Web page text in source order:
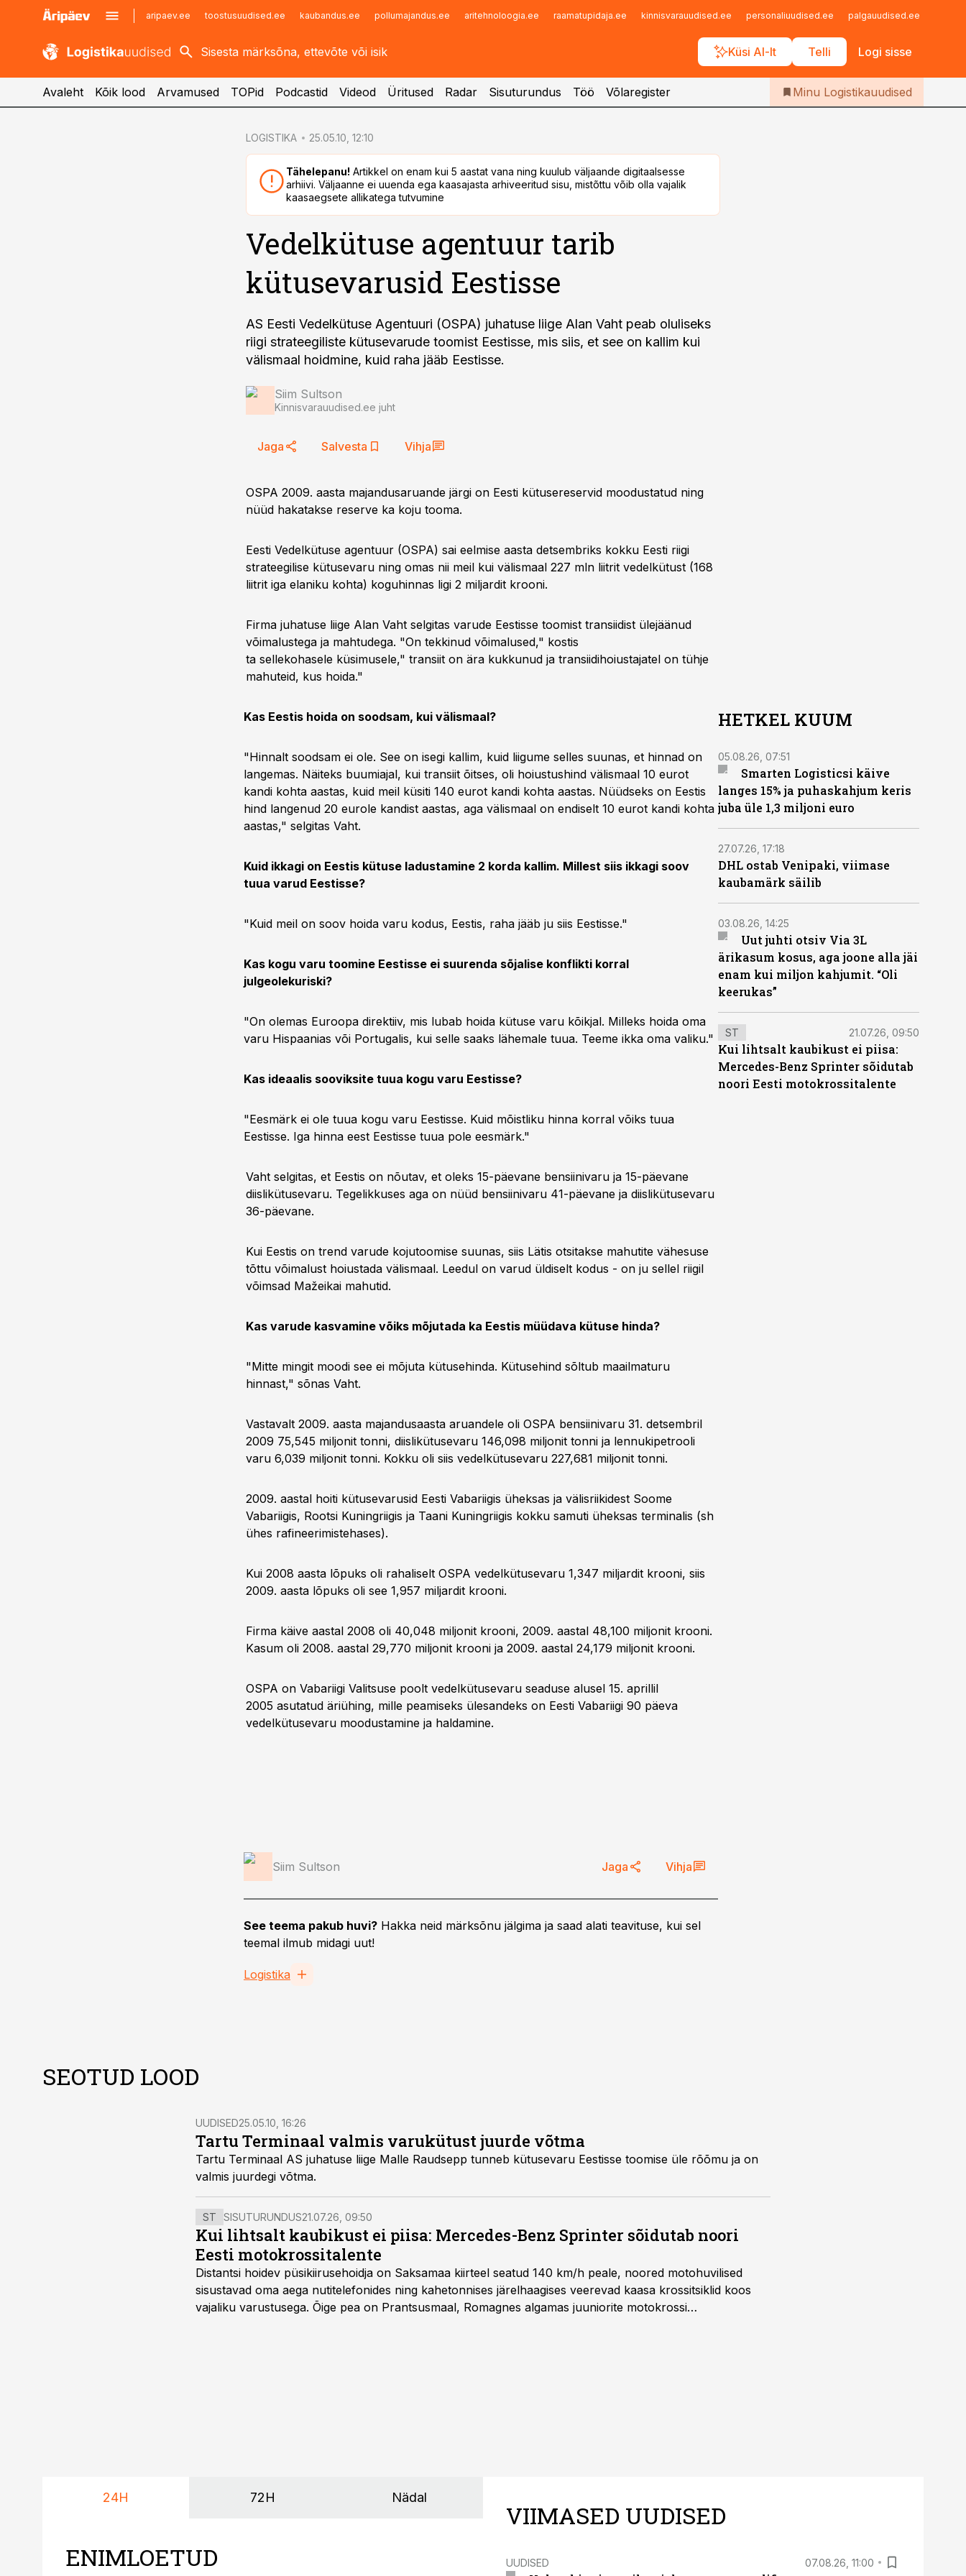
aripaev.ee toostusuudised.ee kaubandus.ee pollumajandus.ee aritehnoloogia.ee raamatupidaja.ee kinnisvarauudised.ee personaliuudised.ee palgauudised.ee
Küsi AI-lt Telli Logi sisse
kaubandus.ee
kinnisvarauudised.ee
imelineajalugu.ee
Infopank
Iseteenindus
Telli Logistikauudised
Avaleht Kõik lood Arvamused TOPid Podcastid Videod Üritused Radar Sisuturundus Töö Võlaregister Minu Logistikauudised
LOGISTIKA 25.05.10, 12:10
Tähelepanu! Artikkel on enam kui 5 aastat vana ning kuulub väljaande digitaalsesse
arhiivi. Väljaanne ei uuenda ega kaasajasta arhiveeritud sisu, mistõttu võib olla vajalik
kaasaegsete allikatega tutvumine
Vedelkütuse agentuur tarib
kütusevarusid Eestisse
AS Eesti Vedelkütuse Agentuuri (OSPA) juhatuse liige Alan Vaht peab oluliseks
riigi strateegiliste kütusevarude toomist Eestisse, mis siis, et see on kallim kui
välismaal hoidmine, kuid raha jääb Eestisse.
Siim Sultson
Kinnisvarauudised.ee juht
Jaga Salvesta Vihja
OSPA 2009. aasta majandusaruande järgi on Eesti kütusereservid moodustatud ning
nüüd hakatakse reserve ka koju tooma.
Eesti Vedelkütuse agentuur (OSPA) sai eelmise aasta detsembriks kokku Eesti riigi
strateegilise kütusevaru ning omas nii meil kui välismaal 227 mln liitrit vedelkütust (168
liitrit iga elaniku kohta) koguhinnas ligi 2 miljardit krooni.
Firma juhatuse liige Alan Vaht selgitas varude Eestisse toomist transiidist ülejäänud
võimalustega ja mahtudega. "On tekkinud võimalused," kostis
ta sellekohasele küsimusele," transiit on ära kukkunud ja transiidihoiustajatel on tühje
mahuteid, kus hoida."
Kas Eestis hoida on soodsam, kui välismaal?
"Hinnalt soodsam ei ole. See on isegi kallim, kuid liigume selles suunas, et hinnad on
langemas. Näiteks buumiajal, kui transiit õitses, oli hoiustushind välismaal 10 eurot
kandi kohta aastas, kuid meil küsiti 140 eurot kandi kohta aastas. Nüüdseks on Eestis
hind langenud 20 eurole kandist aastas, aga välismaal on endiselt 10 eurot kandi kohta
aastas," selgitas Vaht.
Kuid ikkagi on Eestis kütuse ladustamine 2 korda kallim. Millest siis ikkagi soov
tuua varud Eestisse?
"Kuid meil on soov hoida varu kodus, Eestis, raha jääb ju siis Eestisse."
Kas kogu varu toomine Eestisse ei suurenda sõjalise konflikti korral
julgeolekuriski?
"On olemas Euroopa direktiiv, mis lubab hoida kütuse varu kõikjal. Milleks hoida oma
varu Hispaanias või Portugalis, kui selle saaks lähemale tuua. Teeme ikka oma valiku."
Kas ideaalis sooviksite tuua kogu varu Eestisse?
"Eesmärk ei ole tuua kogu varu Eestisse. Kuid mõistliku hinna korral võiks tuua
Eestisse. Iga hinna eest Eestisse tuua pole eesmärk."
HETKEL KUUM
05.08.26, 07:51
Smarten Logisticsi käive
langes 15% ja puhaskahjum keris
juba üle 1,3 miljoni euro
27.07.26, 17:18
DHL ostab Venipaki, viimase
kaubamärk säilib
03.08.26, 14:25
Uut juhti otsiv Via 3L
ärikasum kosus, aga joone alla jäi
enam kui miljon kahjumit. “Oli
keerukas”
ST 21.07.26, 09:50
Kui lihtsalt kaubikust ei piisa:
Mercedes-Benz Sprinter sõidutab
noori Eesti motokrossitalente
Vaht selgitas, et Eestis on nõutav, et oleks 15-päevane bensiinivaru ja 15-päevane
diislikütusevaru. Tegelikkuses aga on nüüd bensiinivaru 41-päevane ja diislikütusevaru
36-päevane.
Kui Eestis on trend varude kojutoomise suunas, siis Lätis otsitakse mahutite vähesuse
tõttu võimalust hoiustada välismaal. Leedul on varud üldiselt kodus - on ju sellel riigil
võimsad Mažeikai mahutid.
Kas varude kasvamine võiks mõjutada ka Eestis müüdava kütuse hinda?
"Mitte mingit moodi see ei mõjuta kütusehinda. Kütusehind sõltub maailmaturu
hinnast," sõnas Vaht.
Vastavalt 2009. aasta majandusaasta aruandele oli OSPA bensiinivaru 31. detsembril
2009 75,545 miljonit tonni, diislikütusevaru 146,098 miljonit tonni ja lennukipetrooli
varu 6,039 miljonit tonni. Kokku oli siis vedelkütusevaru 227,681 miljonit tonni.
2009. aastal hoiti kütusevarusid Eesti Vabariigis üheksas ja välisriikidest Soome
Vabariigis, Rootsi Kuningriigis ja Taani Kuningriigis kokku samuti üheksas terminalis (sh
ühes rafineerimistehases).
Kui 2008 aasta lõpuks oli rahaliselt OSPA vedelkütusevaru 1,347 miljardit krooni, siis
2009. aasta lõpuks oli see 1,957 miljardit krooni.
Firma käive aastal 2008 oli 40,048 miljonit krooni, 2009. aastal 48,100 miljonit krooni.
Kasum oli 2008. aastal 29,770 miljonit krooni ja 2009. aastal 24,179 miljonit krooni.
OSPA on Vabariigi Valitsuse poolt vedelkütusevaru seaduse alusel 15. aprillil
2005 asutatud äriühing, mille peamiseks ülesandeks on Eesti Vabariigi 90 päeva
vedelkütusevaru moodustamine ja haldamine.
Siim Sultson Jaga Vihja
See teema pakub huvi? Hakka neid märksõnu jälgima ja saad alati teavituse, kui sel
teemal ilmub midagi uut!
Logistika
SEOTUD LOOD
UUDISED25.05.10, 16:26
Tartu Terminaal valmis varukütust juurde võtma
Tartu Terminaal AS juhatuse liige Malle Raudsepp tunneb kütusevaru Eestisse toomise üle rõõmu ja on
valmis juurdegi võtma.
ST SISUTURUNDUS21.07.26, 09:50
Kui lihtsalt kaubikust ei piisa: Mercedes-Benz Sprinter sõidutab noori
Eesti motokrossitalente
Distantsi hoidev püsikiirusehoidja on Saksamaa kiirteel seatud 140 km/h peale, noored motohuvilised
sisustavad oma aega nutitelefonides ning kahetonnises järelhaagises veerevad kaasa krossitsiklid koos
vajaliku varustusega. Õige pea on Prantsusmaal, Romagnes algamas juuniorite motokrossi
24H 72H Nädal
ENIMLOETUD
VIIMASED UUDISED
UUDISED 07.08.26, 11:00